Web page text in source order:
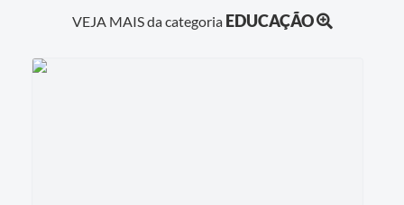
VEJA MAIS da categoria EDUCAÇÃO